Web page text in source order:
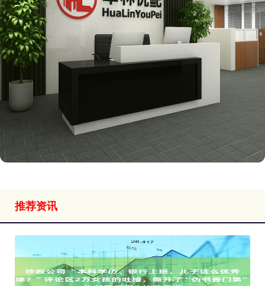
推荐资讯